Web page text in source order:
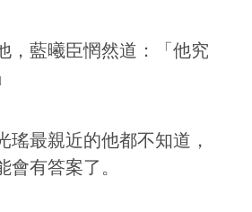
，藍曦臣惘然道：「他究
瑤最親近的他都不知道，
有答案了。